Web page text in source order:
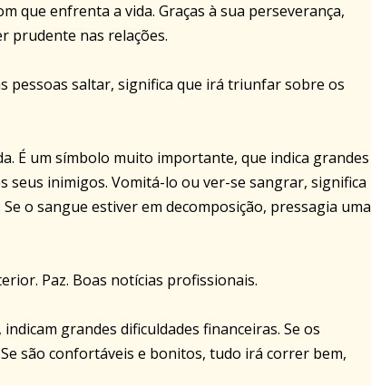
que enfrenta a vida. Graças à sua perseverança,
prudente nas relações.
pessoas saltar, significa que irá triunfar sobre os
É um símbolo muito importante, que indica grandes
seus inimigos. Vomitá-lo ou ver-se sangrar, significa
o sangue estiver em decomposição, pressagia uma
Paz. Boas notícias profissionais.
grandes dificuldades financeiras. Se os
são confortáveis e bonitos, tudo irá correr bem,